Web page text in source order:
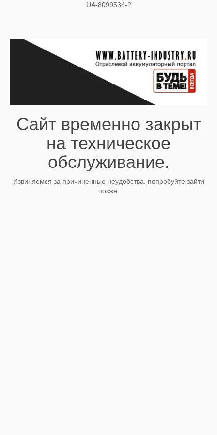
UA-8099534-2
Сайт временно закрыт
на техническое
обслуживание.
Извиняемся за причиненные неудобства, попробуйте зайти
позже.